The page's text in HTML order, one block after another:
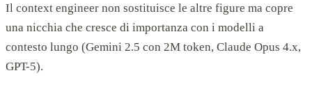
Il context engineer non sostituisce le altre figure ma copre
una nicchia che cresce di importanza con i modelli a
contesto lungo (Gemini 2.5 con 2M token, Claude Opus 4.x,
GPT-5).